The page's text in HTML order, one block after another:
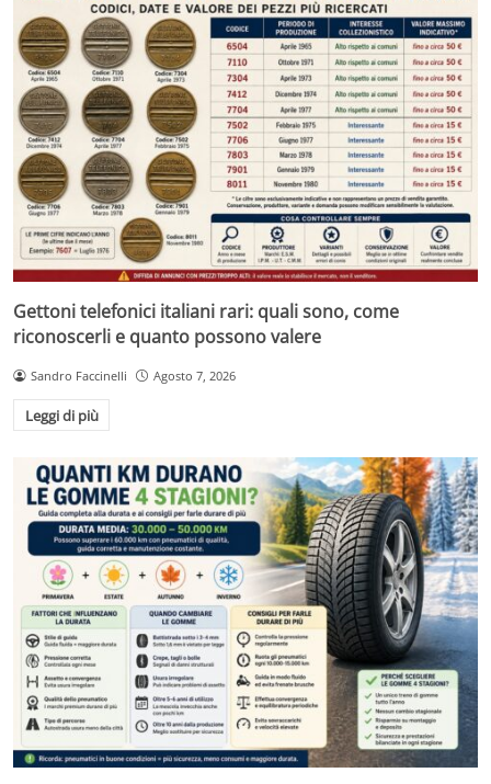
Gettoni telefonici italiani rari: quali sono, come
riconoscerli e quanto possono valere
Sandro Faccinelli Agosto 7, 2026
Leggi di più